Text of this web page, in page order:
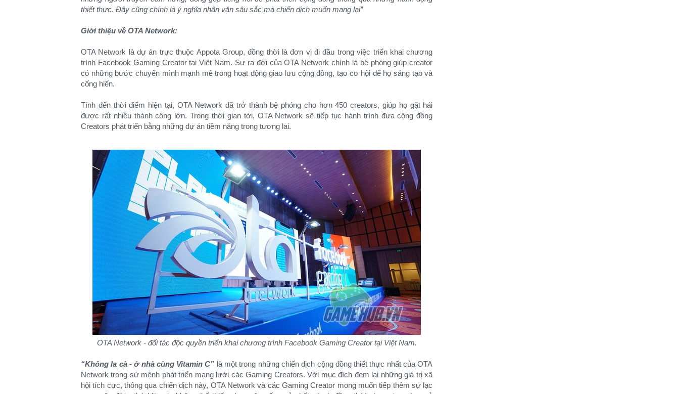
thiết thực. Đây cũng chính là ý nghĩa nhân văn sâu sắc mà chiến dịch muốn mang lại”
Giới thiệu về OTA Network:
OTA Network là dự án trực thuộc Appota Group, đồng thời là đơn vị đi đầu trong việc triển khai chương
trình Facebook Gaming Creator tại Việt Nam. Sự ra đời của OTA Network chính là bệ phóng giúp creator
có những bước chuyển mình mạnh mẽ trong hoạt động giao lưu cộng đồng, tạo cơ hội để họ sáng tạo và
cống hiến.
Tính đến thời điểm hiện tại, OTA Network đã trở thành bệ phóng cho hơn 450 creators, giúp họ gặt hái
được rất nhiều thành công lớn. Trong thời gian tới, OTA Network sẽ tiếp tục hành trình đưa cộng đồng
Creators phát triển bằng những dự án tiềm năng trong tương lai.
OTA Network - đối tác độc quyền triển khai chương trình Facebook Gaming Creator tại Việt Nam.
“Không la cà - ở nhà cùng Vitamin C” là một trong những chiến dịch cộng đồng thiết thực nhất của OTA
Network trong sứ mệnh phát triển mạng lưới các Gaming Creators. Với mục đích đem lại những giá trị xã
hội tích cực, thông qua chiến dịch này, OTA Network và các Gaming Creator mong muốn tiếp thêm sự lạc